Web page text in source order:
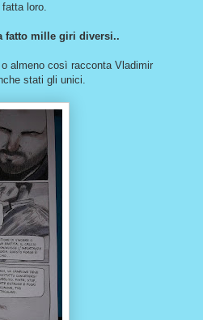
loro.
fatto mille giri diversi..
almeno così racconta Vladimir
stati gli unici.